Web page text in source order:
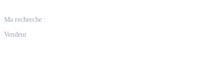
Ma recherche :
Vendeur